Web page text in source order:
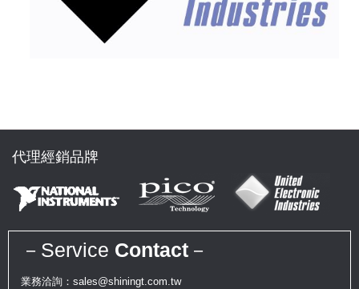
代理經銷品牌
－Service Contact －
業務洽詢：sales@shiningt.com.tw